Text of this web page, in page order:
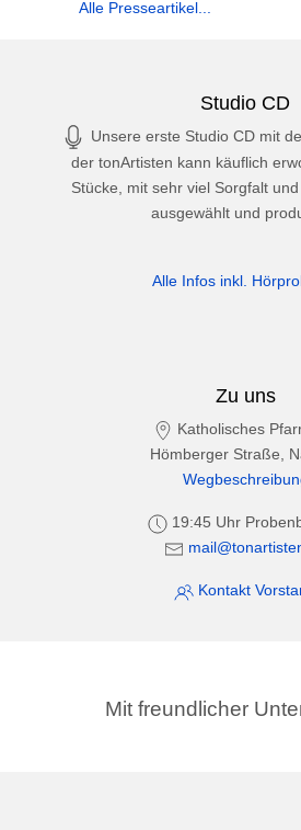
Alle Presseartikel...
Studio CD
Unsere erste Studio CD mit
der tonArtisten kann käuflich
Stücke, mit sehr viel Sorgfalt
ausgewählt und
Alle Infos inkl.
Zu uns
Katholisches
Hömberger Straße,
19:45 Uhr
Kontakt
Mit freundlicher